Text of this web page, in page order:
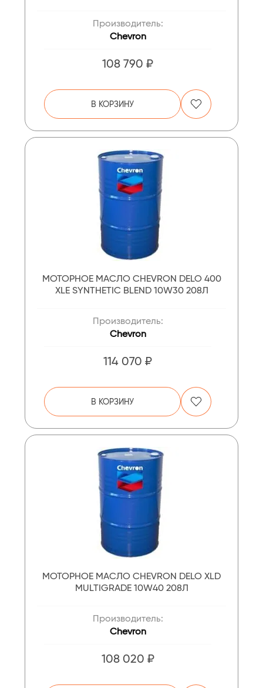
Производитель:
Chevron
108 790 ₽
В КОРЗИНУ
МОТОРНОЕ МАСЛО CHEVRON DELO 400
XLE SYNTHETIC BLEND 10W30 208Л
Производитель:
Chevron
114 070 ₽
В КОРЗИНУ
МОТОРНОЕ МАСЛО CHEVRON DELO XLD
MULTIGRADE 10W40 208Л
Производитель:
Chevron
108 020 ₽